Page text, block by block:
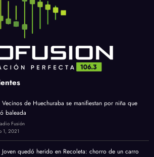
Vecinos de Huechuraba se manifiestan por niña que
baleada
Fusión
1, 2021
Joven quedó herido en Recoleta: chorro de un carro